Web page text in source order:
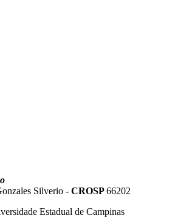
Silverio - CROSP66202
Estadual de Campinas